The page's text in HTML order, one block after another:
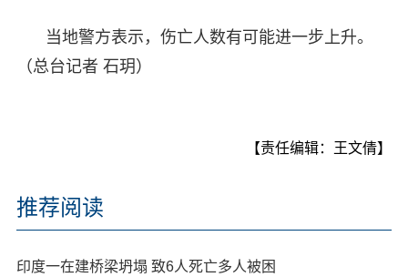
当地警方表示，伤亡人数有可能进一步上升。
（总台记者 石玥）
【责任编辑：王文倩】
推荐阅读
印度一在建桥梁坍塌 致6人死亡多人被困